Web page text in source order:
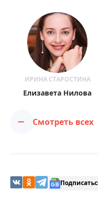
ИРИНА СТАРОСТИНА
Елизавета Нилова
Смотреть всех